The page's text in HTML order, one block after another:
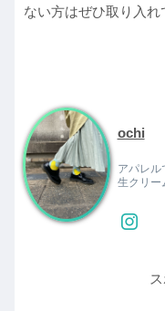
ない方はぜひ取り入れ
ochi
アパレル
生クリー